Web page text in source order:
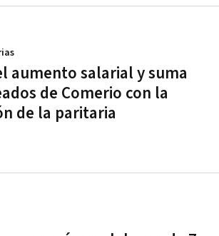
aumento salarial y suma
de Comerio con la
de la paritaria